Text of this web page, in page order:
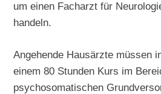
um einen Facharzt für
handeln.
Angehende Hausärzte müssen
einem 80 Stunden Kurs im
psychosomatischen